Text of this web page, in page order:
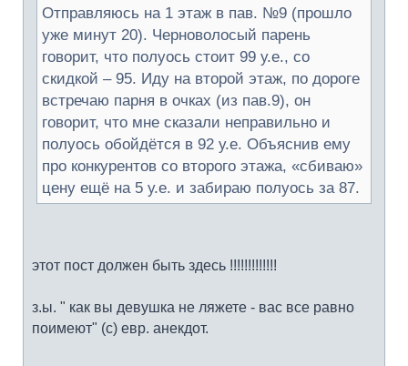
Отправляюсь на 1 этаж в пав. №9 (прошло
уже минут 20). Черноволосый парень
говорит, что полуось стоит 99 у.е., со
скидкой – 95. Иду на второй этаж, по дороге
встречаю парня в очках (из пав.9), он
говорит, что мне сказали неправильно и
полуось обойдётся в 92 у.е. Объяснив ему
про конкурентов со второго этажа, «сбиваю»
цену ещё на 5 у.е. и забираю полуось за 87.
этот пост должен быть здесь !!!!!!!!!!!!!
з.ы. " как вы девушка не ляжете - вас все равно
поимеют" (с) евр. анекдот.